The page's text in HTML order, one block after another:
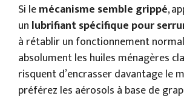
Si lemécanisme semble grippé,
un lubrifiant spécifique pour
à rétablir un fonctionnement
absolument les huiles ménagères
risquent d’encrasser davantage le
préférez les aérosols à base de